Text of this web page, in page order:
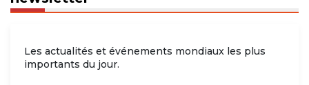
Les actualités et événements mondiaux les plus
importants du jour.